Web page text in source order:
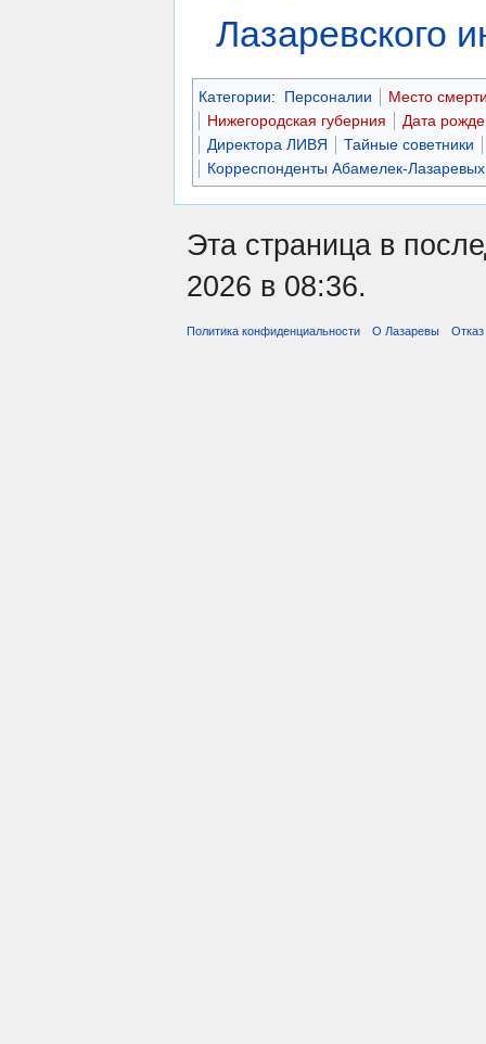
Лазаревского
Категории: Персоналии
Место
Нижегородская губерния
Дата
Директора ЛИВЯ
Тайные советники
Корреспонденты Абамелек-Лазаревых
Эта страница в
2026 в 08:36.
Политика конфиденциальности О Лазаревы Отказ